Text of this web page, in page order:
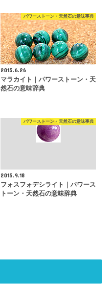
パワーストーン・天然石の意味事典
2015.6.26
マラカイト｜パワーストーン・天
然石の意味辞典
パワーストーン・天然石の意味事典
2015.9.18
フォスフォデシライト｜パワース
トーン・天然石の意味辞典